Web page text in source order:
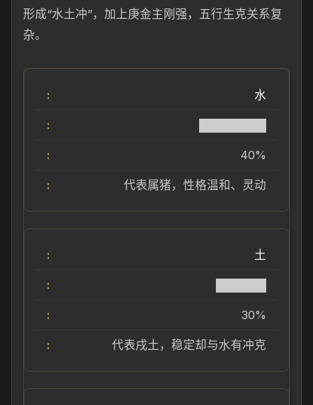
形成“水土冲”，加上庚金主刚强，五行生克关系复
杂。
水
40%
代表属猪，性格温和、灵动
土
30%
代表戌土，稳定却与水有冲克